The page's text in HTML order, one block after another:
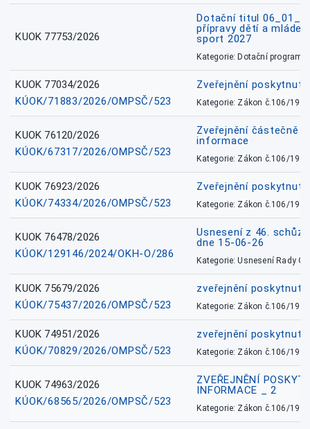
KUOK 77753/2026
Dotační titul
přípravy dětí a
sport 2027
Kategorie: Dotační
KUOK 77034/2026
KÚOK/71883/2026/OMPSČ/523
Zveřejnění
Kategorie: Zákon č.106/1999
KUOK 76120/2026
KÚOK/67317/2026/OMPSČ/523
Zveřejnění částečně
informace
Kategorie: Zákon č.106/1999
KUOK 76923/2026
KÚOK/74334/2026/OMPSČ/523
Zveřejnění
Kategorie: Zákon č.106/1999
KUOK 76478/2026
KÚOK/129146/2024/OKH-O/286
Usnesení z 46.
dne 15-06-26
Kategorie: Usnesení Rady
KUOK 75679/2026
KÚOK/75437/2026/OMPSČ/523
zveřejnění
Kategorie: Zákon č.106/1999
KUOK 74951/2026
KÚOK/70829/2026/OMPSČ/523
zveřejnění
Kategorie: Zákon č.106/1999
KUOK 74963/2026
KÚOK/68565/2026/OMPSČ/523
ZVEŘEJNĚNÍ
INFORMACE _ 2
Kategorie: Zákon č.106/1999